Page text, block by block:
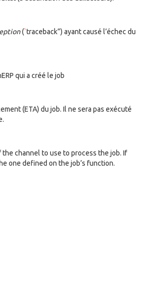
(`traceback”) ayant causé l’échec du
qui a créé le job
(ETA) du job. Il ne sera pas exécuté
the channel to use to process the job. If
one defined on the job’s function.